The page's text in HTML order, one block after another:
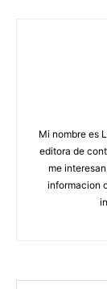
Mi nombre es
editora de
me
informacion